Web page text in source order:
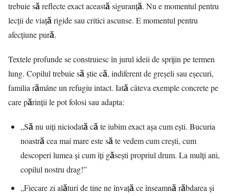
trebuie să reflecte exact această siguranță. Nu e momentul pentru
lecții de viață rigide sau critici ascunse. E momentul pentru
afecțiune pură.
Textele profunde se construiesc în jurul ideii de sprijin pe termen
lung. Copilul trebuie să știe că, indiferent de greșeli sau eșecuri,
familia rămâne un refugiu intact. Iată câteva exemple concrete pe
care părinții le pot folosi sau adapta:
„Să nu uiți niciodată că te iubim exact așa cum ești. Bucuria
noastră cea mai mare este să te vedem cum crești, cum
descoperi lumea și cum îți găsești propriul drum. La mulți ani,
copilul nostru drag!”
„Fiecare zi alături de tine ne învață ce înseamnă răbdarea și